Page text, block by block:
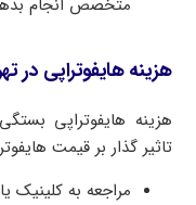
هزینه هایفوتراپی در
هزینه هایفوتراپی
تاثیر گذار بر قیمت
مراجعه به کلینیک